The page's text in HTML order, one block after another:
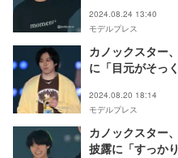
2024.08.24 13:40
モデルプレス
カノックスター
に「目元がそっ
2024.08.20 18:14
モデルプレス
カノックスター
披露に「すっか